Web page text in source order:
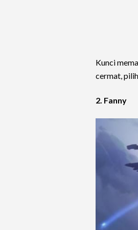
Kunci
cermat,
2. Fanny